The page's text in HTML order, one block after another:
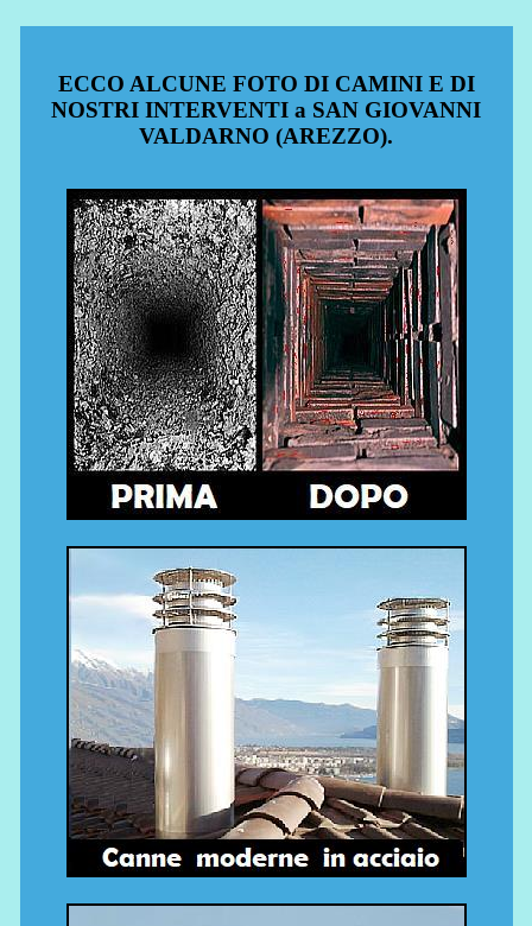
ECCO ALCUNE FOTO DI CAMINI E DI
NOSTRI INTERVENTI a SAN GIOVANNI
VALDARNO (AREZZO).